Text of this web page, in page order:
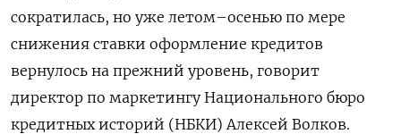
сократилась, но уже летом–осенью по мере
снижения ставки оформление кредитов
вернулось на прежний уровень, говорит
директор по маркетингу Национального бюро
кредитных историй (НБКИ) Алексей Волков.